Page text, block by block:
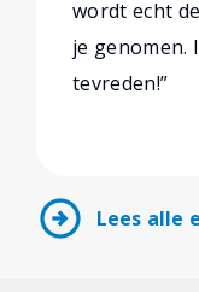
wordt echt
je genomen.
tevreden!”
arrow_circle_right Lees alle